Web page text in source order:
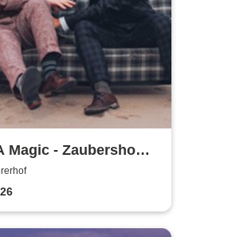
Magic - Zaubershow
Rudolph und Nico